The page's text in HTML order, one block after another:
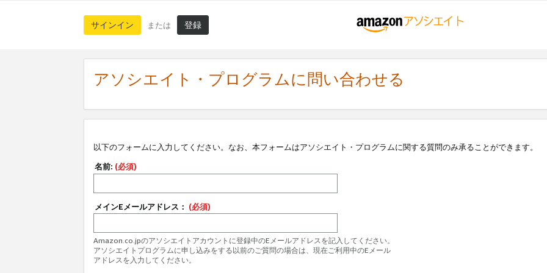
サインイン または 登録
アソシエイト・プログラムに問い合わせる
以下のフォームに入力してください。なお、本フォームはアソシエイト・プログラムに関する質問のみ承ることができます。
名前: (必須)
メインEメールアドレス： (必須)
Amazon.co.jpのアソシエイトアカウントに登録中のEメールアドレスを記入してください。
アソシエイトプログラムに申し込みをする以前のご質問の場合は、現在ご利用中のEメール
アドレスを入力してください。